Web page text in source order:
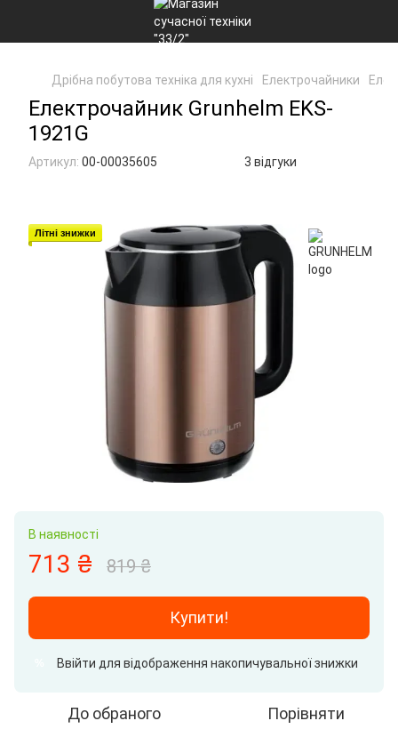
Дрібна побутова техніка для кухні Електрочайники
Електрочайник Grunhelm EKS-
1921G
Артикул: 00-00035605 3 відгуки
Літні знижки
В наявності
713 ₴ 819 ₴
Купити!
Ввійти для відображення накопичувальної знижки
До обраного Порівняти